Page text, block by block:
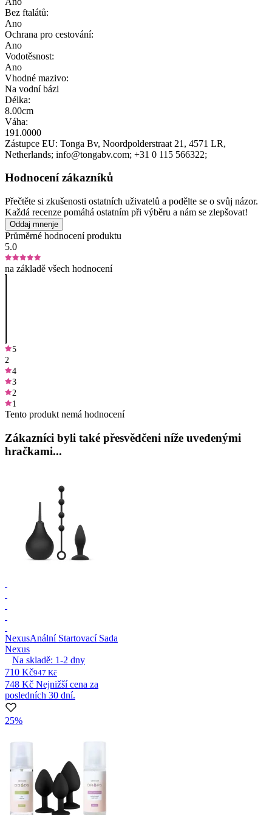
Bez ftalátů:
Ano
Ochrana pro cestování:
Ano
Vodotěsnost:
Ano
Vhodné mazivo:
Na vodní bázi
Délka:
8.00cm
Váha:
191.0000
Zástupce EU: Tonga Bv, Noordpolderstraat 21 , 4571 LR,
Netherlands; info@tongabv.com; +31 0 115 566322;
Hodnocení zákazníků
Přečtěte si zkušenosti ostatních uživatelů a podělte se o svůj názor.
Každá recenze pomáhá ostatním při výběru a nám se zlepšovat!
Oddaj mnenje
Průměrné hodnocení produktu
5.0
na základě všech hodnocení
5
2
4
3
2
1
Tento produkt nemá hodnocení
Zákazníci byli také přesvědčeni níže uvedenými
hračkami...
NexusAnální Startovací Sada
Nexus
Na skladě: 1-2 dny
710 Kč947 Kč
748 Kč Nejnižší cena za
posledních 30 dní.
25%